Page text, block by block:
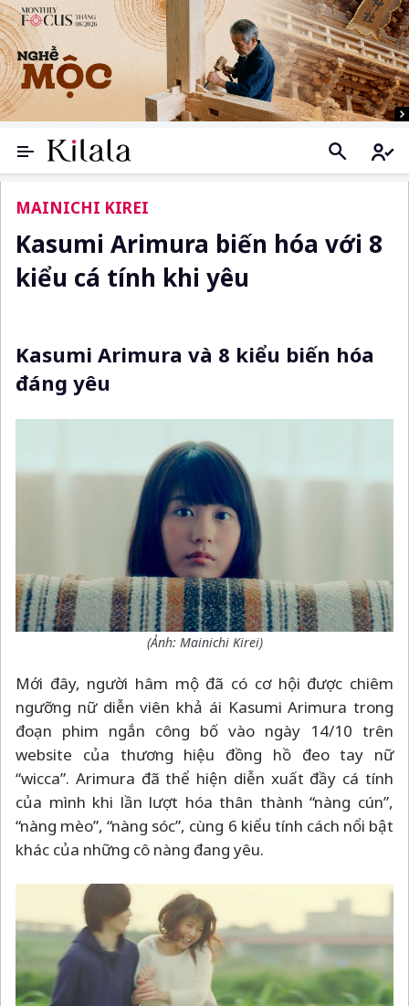
MAINICHI KIREI
Kasumi Arimura biến hóa với 8
kiểu cá tính khi yêu
Kasumi Arimura và 8 kiểu biến hóa
đáng yêu
(Ảnh: Mainichi Kirei)
Mới đây, người hâm mộ đã có cơ hội được chiêm
ngưỡng nữ diễn viên khả ái Kasumi Arimura trong
đoạn phim ngắn công bố vào ngày 14/10 trên
website của thương hiệu đồng hồ đeo tay nữ
“wicca”. Arimura đã thể hiện diễn xuất đầy cá tính
của mình khi lần lượt hóa thân thành “nàng cún”,
“nàng mèo”, “nàng sóc”, cùng 6 kiểu tính cách nổi bật
khác của những cô nàng đang yêu.